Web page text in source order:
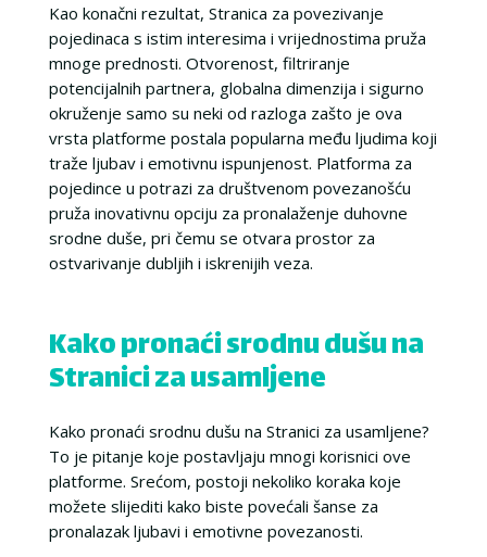
Kao konačni rezultat, Stranica za povezivanje
pojedinaca s istim interesima i vrijednostima pruža
mnoge prednosti. Otvorenost, filtriranje
potencijalnih partnera, globalna dimenzija i sigurno
okruženje samo su neki od razloga zašto je ova
vrsta platforme postala popularna među ljudima koji
traže ljubav i emotivnu ispunjenost. Platforma za
pojedince u potrazi za društvenom povezanošću
pruža inovativnu opciju za pronalaženje duhovne
srodne duše, pri čemu se otvara prostor za
ostvarivanje dubljih i iskrenijih veza.
Kako pronaći srodnu dušu na
Stranici za usamljene
Kako pronaći srodnu dušu na Stranici za usamljene?
To je pitanje koje postavljaju mnogi korisnici ove
platforme. Srećom, postoji nekoliko koraka koje
možete slijediti kako biste povećali šanse za
pronalazak ljubavi i emotivne povezanosti.